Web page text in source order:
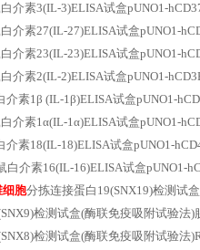
介素3(IL-3)ELISA试盒pUNO1-
介素27(IL-27)ELISA试盒pUNO1-
介素23(IL-23)ELISA试盒pUNO1-
介素2(IL-2)ELISA试盒pUNO1-
介素1β (IL-1β)ELISA试盒pUNO1-
介素1α(IL-1α)ELISA试盒pUNO1-
介素18(IL-18)ELISA试盒pUNO1-
白介素16(IL-16)ELISA试盒pUNO1-
细胞分拣连接蛋白19(SNX19)检测试
检测试盒(酶联免疫吸附试验法)
检测试盒(酶联免疫吸附试验法